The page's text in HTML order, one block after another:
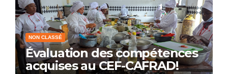
NON CLASSÉ
Évaluation des compétences
acquises au CEF-CAFRAD!